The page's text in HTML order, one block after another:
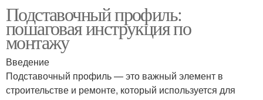
Подставочный профиль:
пошаговая инструкция по
монтажу
Введение
Подставочный профиль — это важный элемент в
строительстве и ремонте, который используется для